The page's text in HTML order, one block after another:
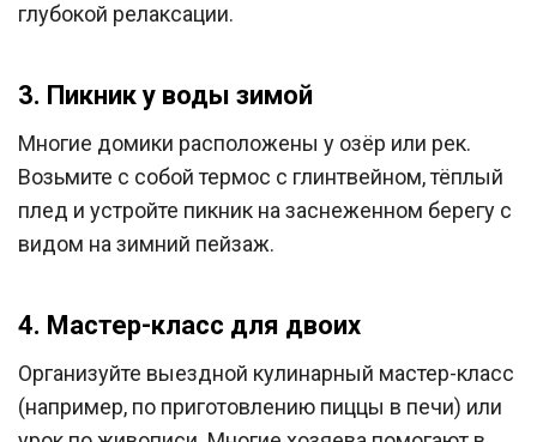
глубокой релаксации.
3. Пикник у воды зимой
Многие домики расположены у озёр или рек.
Возьмите с собой термос с глинтвейном, тёплый
плед и устройте пикник на заснеженном берегу с
видом на зимний пейзаж.
4. Мастер-класс для двоих
Организуйте выездной кулинарный мастер-класс
(например, по приготовлению пиццы в печи) или